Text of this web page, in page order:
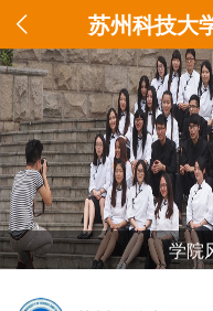
苏州科技大
学院